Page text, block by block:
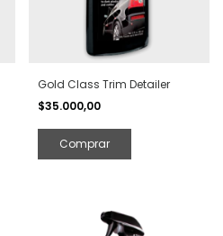
Gold Class Trim Detailer
$35.000,00